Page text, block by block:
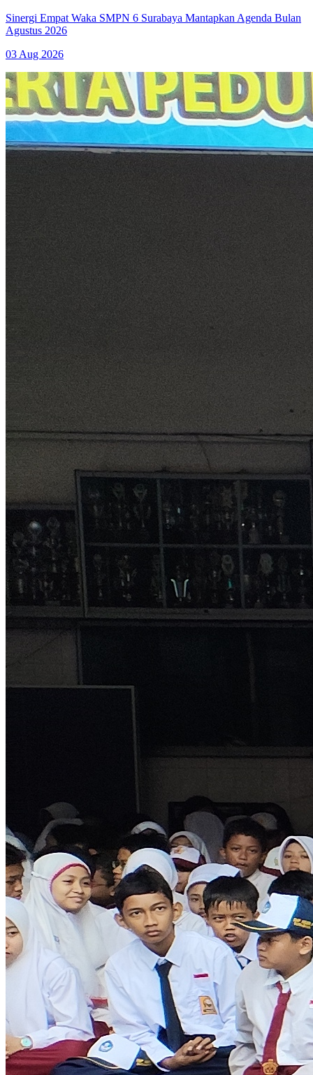
Sinergi Empat Waka SMPN 6 Surabaya Mantapkan Agenda Bulan
Agustus 2026
03 Aug 2026